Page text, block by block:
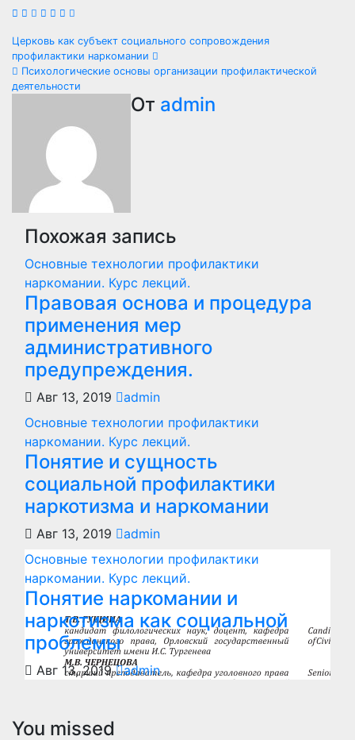
Навигация
по
Церковь как субъект социального сопровождения
профилактики наркомании
Психологические основы организации профилактической
деятельности
От admin
Похожая запись
Основные технологии профилактики
наркомании. Курс лекций.
Правовая основа и процедура
применения мер
административного
предупреждения.
Авг 13, 2019
admin
Основные технологии профилактики
наркомании. Курс лекций.
Понятие и сущность
социальной профилактики
наркотизма и наркомании
Авг 13, 2019
admin
Основные технологии профилактики
наркомании. Курс лекций.
Понятие наркомании и
наркотизма как социальной
проблемы
Авг 13, 2019 admin
You missed